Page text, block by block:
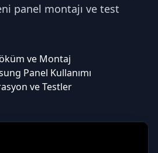
panel montajı ve test
ve Montaj
Panel Kullanımı
ve Testler